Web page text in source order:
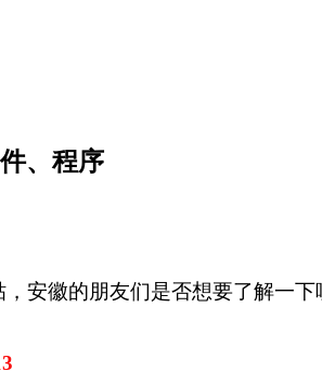
、程序
安徽的朋友们是否想要了解一